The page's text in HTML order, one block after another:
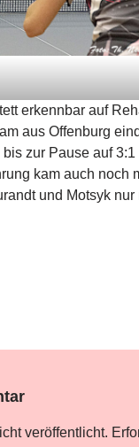
erkennbar auf
aus Offenburg
zur Pause auf
kam auch
und Motsyk
veröffentlicht.